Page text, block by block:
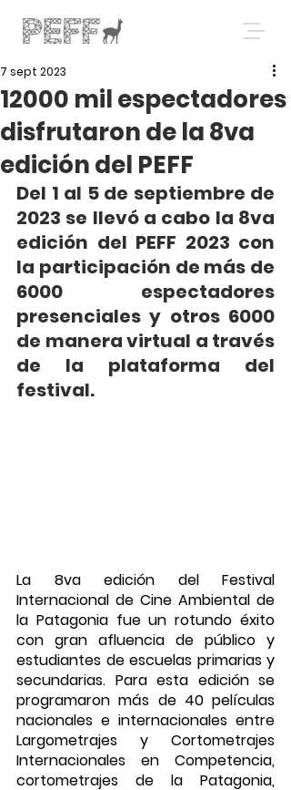
12000 mil espectadores
disfrutaron de la 8va
edición del PEFF
7 sept 2023
Del 1 al 5 de septiembre de
2023 se llevó a cabo la 8va
edición del PEFF 2023 con
la participación de más de
6000 espectadores
presenciales y otros 6000
de manera virtual a través
de la plataforma del
festival.
La 8va edición del Festival
Internacional de Cine Ambiental de
la Patagonia fue un rotundo éxito
con gran afluencia de público y
estudiantes de escuelas primarias y
secundarias. Para esta edición se
programaron más de 40 películas
nacionales e internacionales entre
Largometrajes y Cortometrajes
Internacionales en Competencia,
cortometrajes de la Patagonia,